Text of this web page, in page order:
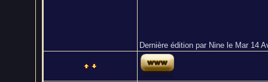
Dernière édition par Nine le Mar 14